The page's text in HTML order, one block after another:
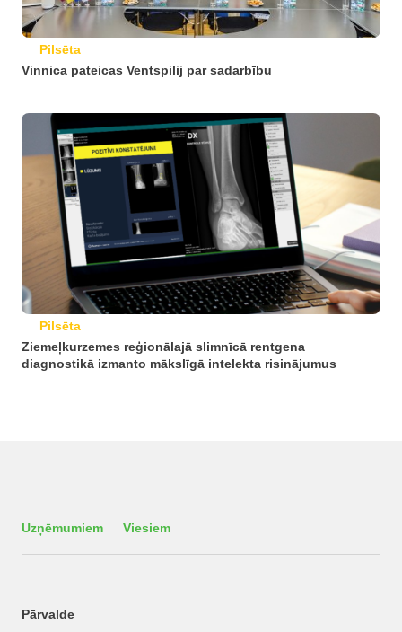
Pilsēta
Vinnica pateicas Ventspilij par sadarbību
Pilsēta
Ziemeļkurzemes reģionālajā slimnīcā rentgena
diagnostikā izmanto mākslīgā intelekta risinājumus
Uzņēmumiem Viesiem
Pārvalde